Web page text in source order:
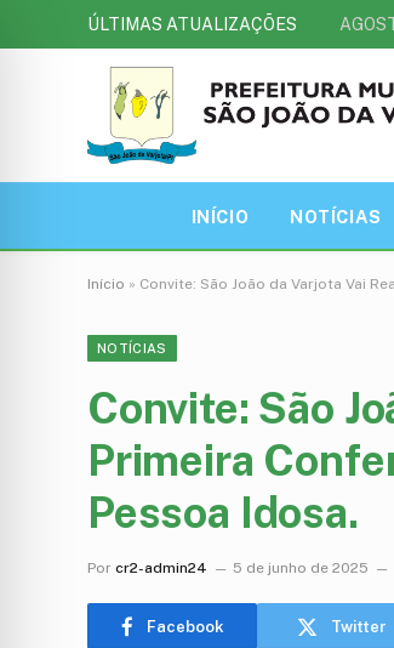
ÚLTIMAS ATUALIZAÇÕES
INÍCIO NOTÍCIAS
Início » Convite: São João da Varjota Vai
NOTÍCIAS
Convite: São
Primeira
Pessoa Idosa.
Por cr2-admin24 5 de junho de 2025
Facebook Twitter